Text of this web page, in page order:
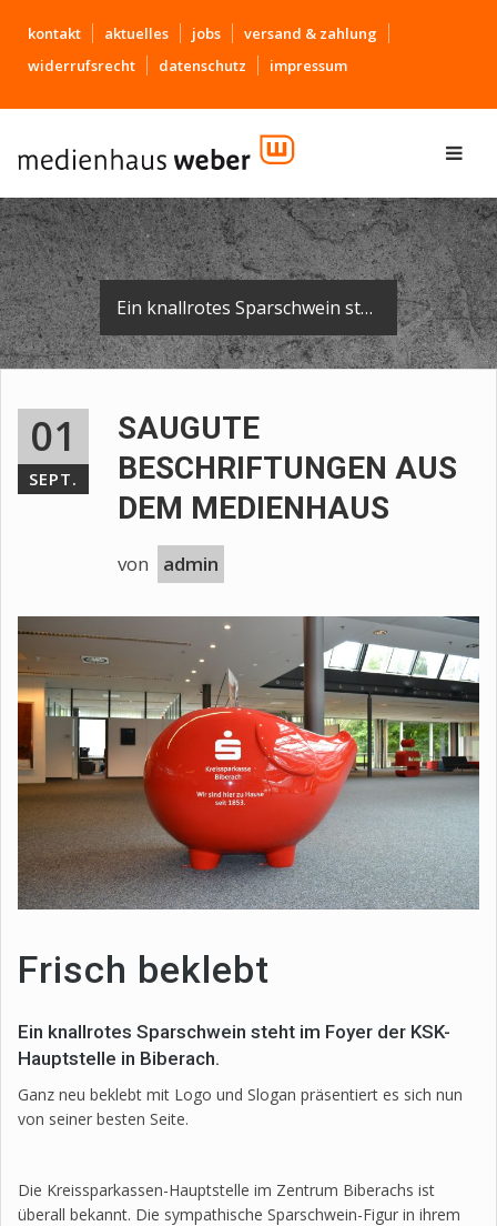
kontakt aktuelles jobs
versand & zahlung
widerrufsrecht
datenschutz impressum
Ein knallrotes Sparschwein steht im Foyer der Sparkassen-Hauptstelle in Biberach - ganz neu beklebt mit Logo und Slogan.
01
SEPT.
SAUGUTE
BESCHRIFTUNGEN AUS
DEM MEDIENHAUS
von admin
Frisch beklebt
Ein knallrotes Sparschwein steht im Foyer der KSK-
Hauptstelle in Biberach.
Ganz neu beklebt mit Logo und Slogan präsentiert es sich nun
von seiner besten Seite.
Die Kreissparkassen-Hauptstelle im Zentrum Biberachs ist
überall bekannt. Die sympathische Sparschwein-Figur in ihrem